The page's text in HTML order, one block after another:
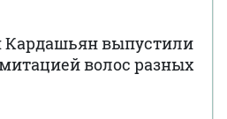
Кардашьян выпустили
волос разных